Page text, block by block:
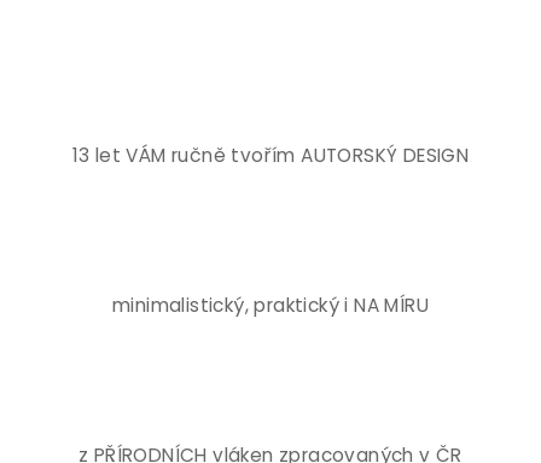
13 let VÁM ručně tvořím AUTORSKÝ DESIGN
minimalistický, praktický i NA MÍRU
z PŘÍRODNÍCH vláken zpracovaných v ČR